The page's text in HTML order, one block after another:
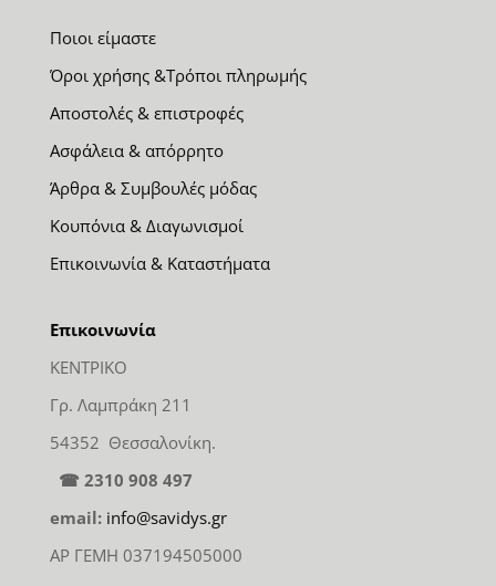
Ποιοι είμαστε
Όροι χρήσης &Τρόποι πληρωμής
Αποστολές & επιστροφές
Ασφάλεια & απόρρητο
Άρθρα & Συμβουλές μόδας
Κουπόνια & Διαγωνισμοί
Επικοινωνία & Καταστήματα
Επικοινωνία
ΚΕΝΤΡΙΚΟ
Γρ. Λαμπράκη 211
54352 Θεσσαλονίκη.
☎ 2310 908 497
email: info@savidys.gr
ΑΡ ΓΕΜΗ 037194505000